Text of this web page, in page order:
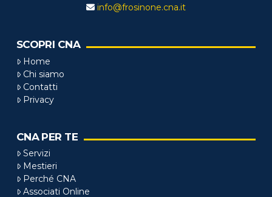
info@frosinone.cna.it
SCOPRI CNA
Home
Chi siamo
Contatti
Privacy
CNA PER TE
Servizi
Mestieri
Perché CNA
Associati Online